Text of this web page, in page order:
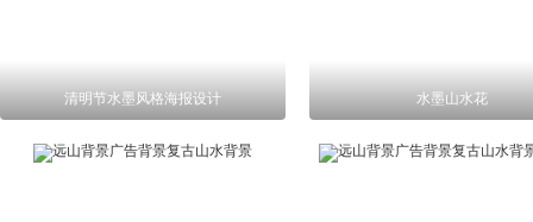
清明节水墨风格海报设计 水墨山水花